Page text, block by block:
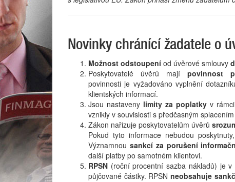
Novinky chránící žadatele o
Možnost odstoupení od úvěrové smlouvy
Poskytovatelé úvěrů mají povinnost
povinnosti je vyžadováno vyplnění
klientských informací.
Jsou nastaveny limity za poplatky v
vznikly v souvislosti s předčasným
Zákon nařizuje poskytovatelům úvěrů
Pokud tyto informace nebudou
Významnou sankcí za porušení
další platby po samotném klientovi.
RPSN (roční procentní sazba nákladů) je
půjčované částky. RPSN neobsahuje